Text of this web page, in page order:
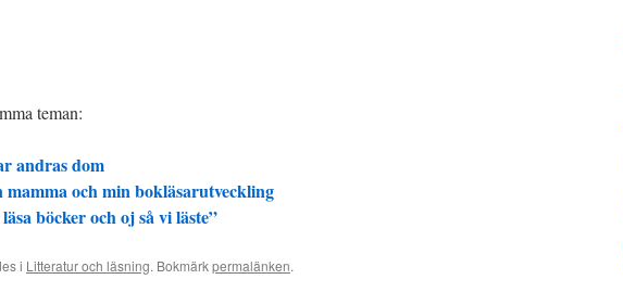
teman:
andras dom
och min bokläsarutveckling
böcker och oj så vi läste”
i Litteratur och läsning. Bokmärkpermalänken.